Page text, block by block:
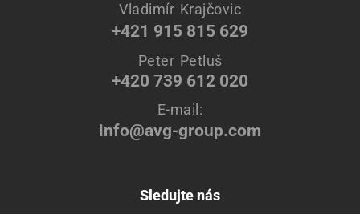
Vladimír Krajčovic
+421 915 815 629
Peter Petluš
+420 739 612 020
E-mail:
info@avg-group.com
Sledujte nás